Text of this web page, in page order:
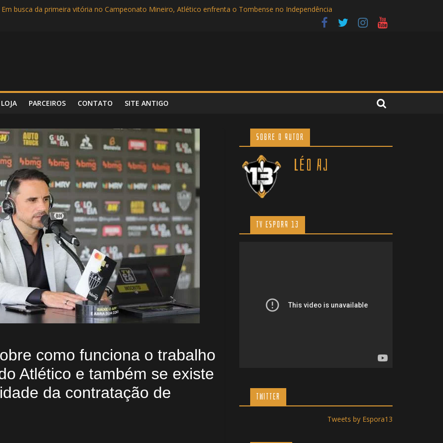
e com show dos garotos, Atlético vence Tombense por 3 a 0 no Independência
Em busca da primeira vitória no Campeonato Mineiro, Atlético enfrenta o Tombense no Independência
Bowl LVI entre Cincinnati Bengals e Los Angeles Rams
LOJA PARCEIROS CONTATO SITE ANTIGO
como funciona o trabalho
Atlético e também se existe
da contratação de
Sobre o Autor
Léo AJ
TV ESPORA 13
TWITTER
Tweets by Espora13